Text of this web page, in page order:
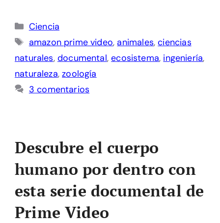
Categorías
Ciencia
Etiquetas
amazon prime video, animales,ciencias
naturales, documental,ecosistema, ingeniería,
naturaleza,zoología
3 comentarios
Descubre el cuerpo
humano por dentro con
esta serie documental de
Prime Video